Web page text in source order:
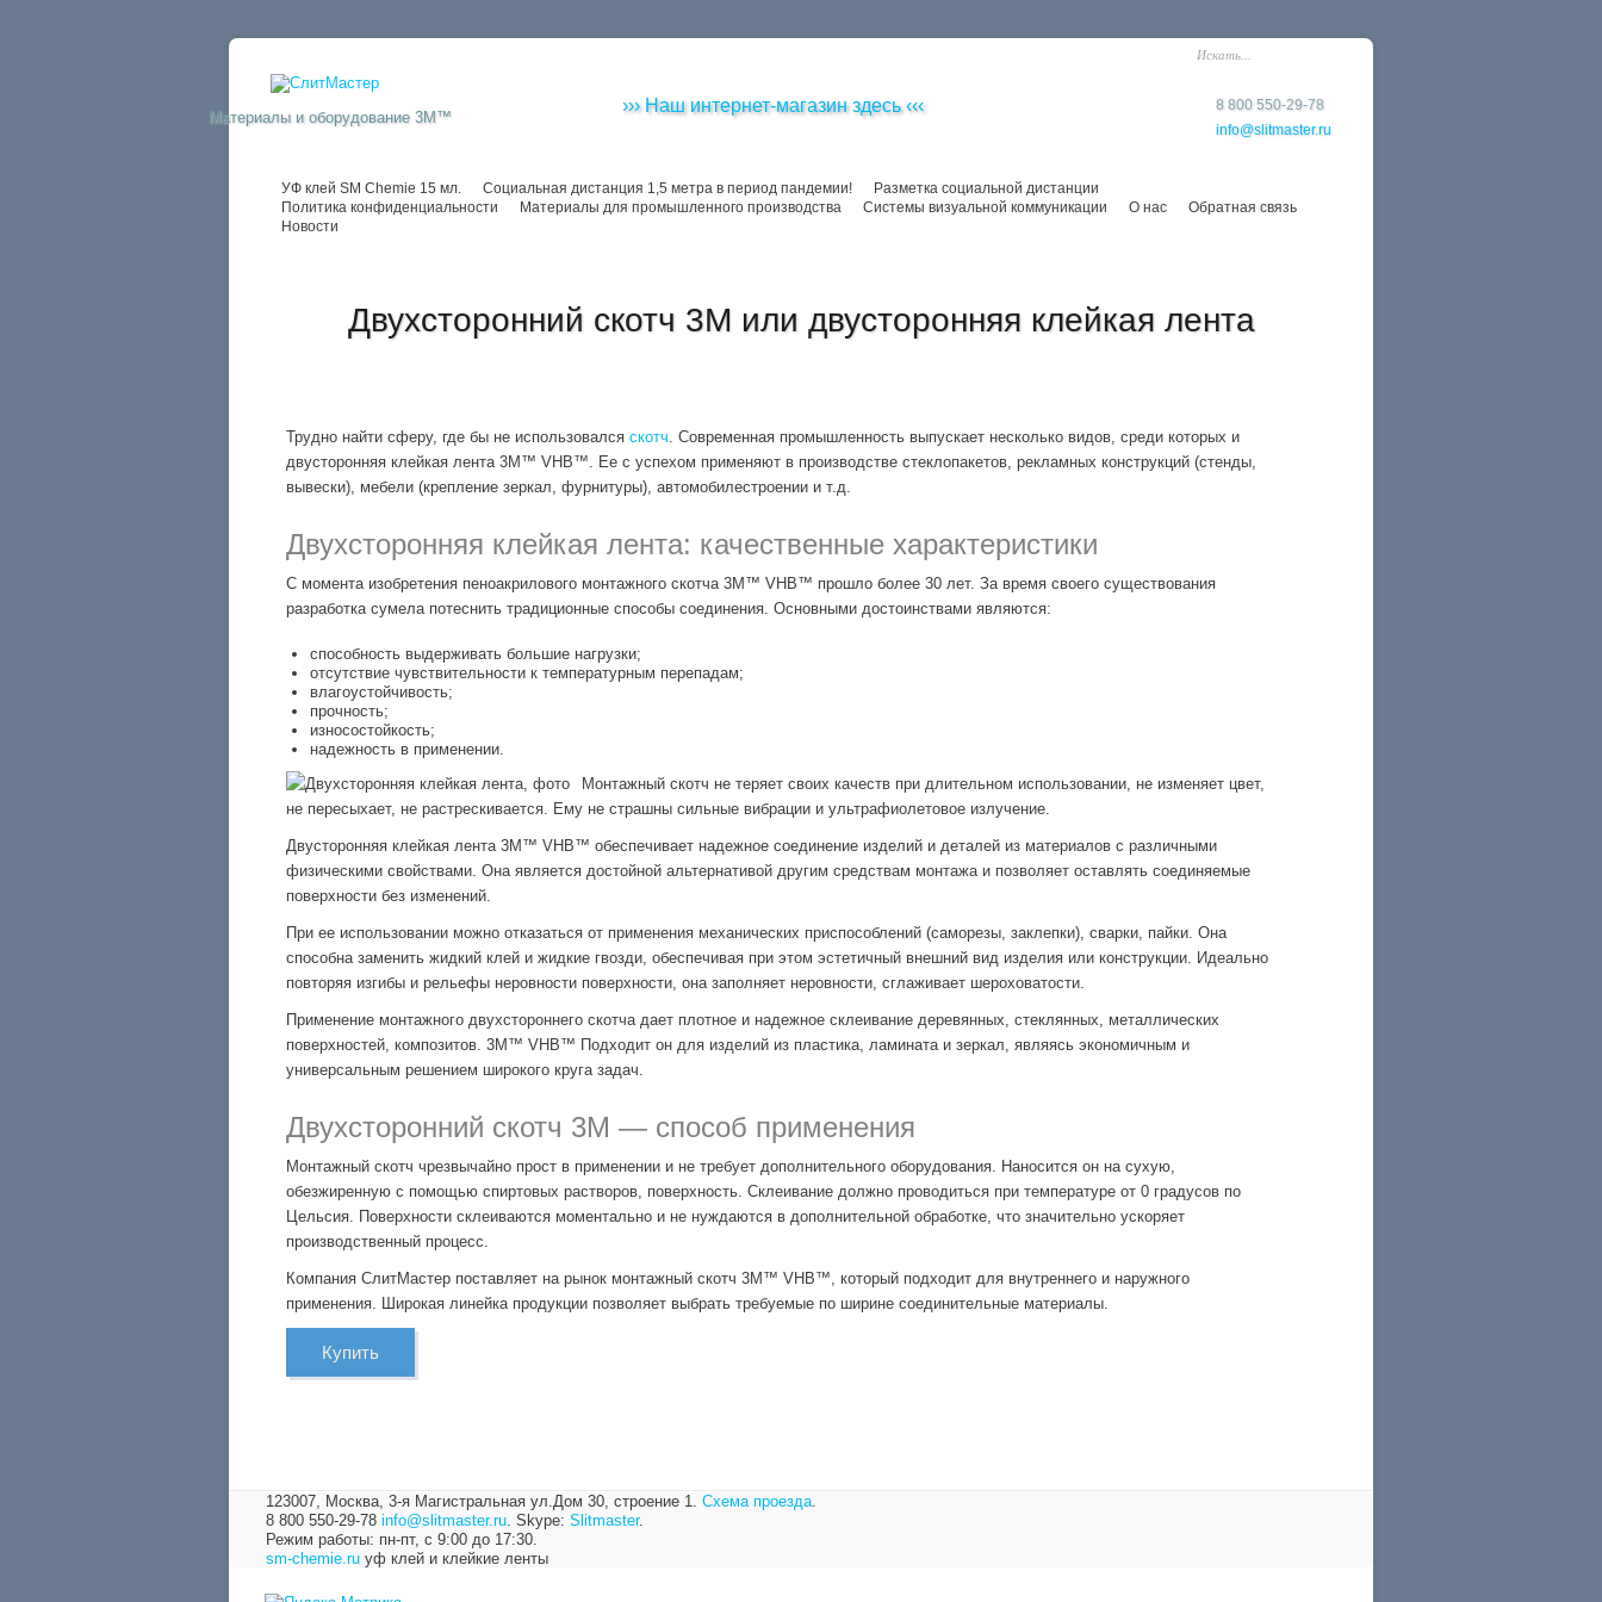
Материалы и оборудование 3M™
››› Наш интернет-магазин здесь ‹‹‹
8 800 550-29-78
info@slitmaster.ru
УФ клей SM Chemie 15 мл. Социальная дистанция 1,5 метра в период пандемии!
Разметка социальной дистанции
Политика конфиденциальности
Материалы для промышленного производства Системы визуальной коммуникации О нас
Обратная связь
Новости
Двухсторонний скотч 3М или двусторонняя клейкая лента
Трудно найти сферу, где бы не использовался скотч. Современная промышленность выпускает несколько видов, среди которых и
двусторонняя клейкая лента 3M™ VHB™. Ее с успехом применяют в производстве стеклопакетов, рекламных конструкций (стенды,
вывески), мебели (крепление зеркал, фурнитуры), автомобилестроении и т.д.
Двухсторонняя клейкая лента: качественные характеристики
С момента изобретения пеноакрилового монтажного скотча 3M™ VHB™ прошло более 30 лет. За время своего существования
разработка сумела потеснить традиционные способы соединения. Основными достоинствами являются:
способность выдерживать большие нагрузки;
отсутствие чувствительности к температурным перепадам;
влагоустойчивость;
прочность;
износостойкость;
надежность в применении.
Монтажный скотч не теряет своих качеств при длительном использовании, не изменяет цвет,
не пересыхает, не растрескивается. Ему не страшны сильные вибрации и ультрафиолетовое излучение.
Двусторонняя клейкая лента 3M™ VHB™ обеспечивает надежное соединение изделий и деталей из материалов с различными
физическими свойствами. Она является достойной альтернативой другим средствам монтажа и позволяет оставлять соединяемые
поверхности без изменений.
При ее использовании можно отказаться от применения механических приспособлений (саморезы, заклепки), сварки, пайки. Она
способна заменить жидкий клей и жидкие гвозди, обеспечивая при этом эстетичный внешний вид изделия или конструкции. Идеально
повторяя изгибы и рельефы неровности поверхности, она заполняет неровности, сглаживает шероховатости.
Применение монтажного двухстороннего скотча дает плотное и надежное склеивание деревянных, стеклянных, металлических
поверхностей, композитов. 3M™ VHB™ Подходит он для изделий из пластика, ламината и зеркал, являясь экономичным и
универсальным решением широкого круга задач.
Двухсторонний скотч 3М — способ применения
Монтажный скотч чрезвычайно прост в применении и не требует дополнительного оборудования. Наносится он на сухую,
обезжиренную с помощью спиртовых растворов, поверхность. Склеивание должно проводиться при температуре от 0 градусов по
Цельсия. Поверхности склеиваются моментально и не нуждаются в дополнительной обработке, что значительно ускоряет
производственный процесс.
Компания СлитМастер поставляет на рынок монтажный скотч 3M™ VHB™, который подходит для внутреннего и наружного
применения. Широкая линейка продукции позволяет выбрать требуемые по ширине соединительные материалы.
Купить
123007, Москва, 3-я Магистральная ул.Дом 30, строение 1. Схема проезда.
8 800 550-29-78 info@slitmaster.ru. Skype: Slitmaster.
Режим работы: пн-пт, с 9:00 до 17:30.
sm-chemie.ru уф клей и клейкие ленты